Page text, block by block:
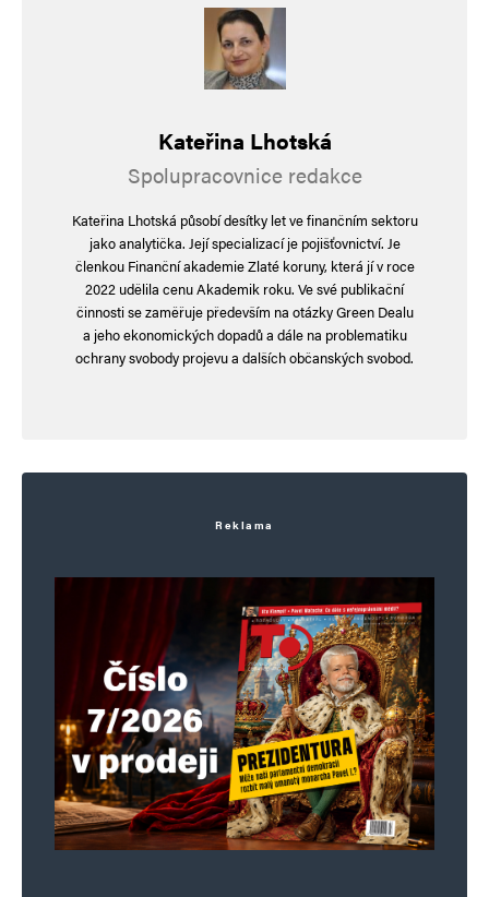
Webová stránka
Informujte mě o nových komentářích e-mailem.
Informujte mě o nových příspěvcích e-mailem.
Alternative:
Kateřina Lhotská
Spolupracovnice redakce
Kateřina Lhotská působí desítky let ve finančním sektoru
jako analytička. Její specializací je pojišťovnictví. Je
členkou Finanční akademie Zlaté koruny, která jí v roce
2022 udělila cenu Akademik roku. Ve své publikační
činnosti se zaměřuje především na otázky Green Dealu
a jeho ekonomických dopadů a dále na problematiku
ochrany svobody projevu a dalších občanských svobod.
Reklama